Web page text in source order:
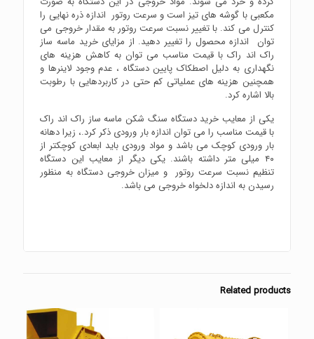
مکعبی با گوشه های تیز است و سرعت روتور اندازه ذره نهایی را
کنترل می کند. با تغییر نسبت سرعت روتور به مقدار خروجی می
توان اندازه محصول را تغییر دهید. از مزایای خرید ماسه ساز
راک اند راک با قیمت مناسب می توان به کاهش هزینه های
نگهداری به دلیل اصطکاک پایین دستگاه ، عدم وجود لاینرها و
همچنین هزینه های عملیاتی کم حتی در کاربردهایی با رطوبت
بالا اشاره کرد.
یکی از معایب خرید دستگاه سنگ شکن ماسه ساز راک اند راک
با قیمت مناسب را می توان اندازه بار ورودی ذکر کرد.، زیرا دهانه
بار ورودی کوچک می باشد و مواد ورودی باید ابعادی کوچکتر از
۴۰ میلی متر داشته باشند. یکی دیگر از معایب این دستگاه
تنظیم نسبت سرعت روتور و میزان خروجی دستگاه به منظور
رسیدن به اندازه دلخواه خروجی می باشد.
Related products